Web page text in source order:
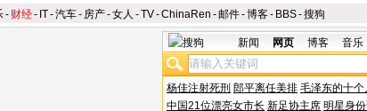
- 财经- IT-汽车- 房产-女人 -TV-ChinaRen -邮件-博客- BBS-搜狗
新闻 网页 博客 音乐
杨佳注射死刑 郎平离任美排 毛泽东的十个
中国21位漂亮女市长 新足协主席 明星身